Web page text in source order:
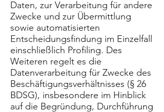
Daten, zur Verarbeitung für andere
Zwecke und zur Übermittlung
sowie automatisierten
Entscheidungsfindung im Einzelfall
einschließlich Profiling. Des
Weiteren regelt es die
Datenverarbeitung für Zwecke des
Beschäftigungsverhältnisses (§ 26
BDSG), insbesondere im Hinblick
auf die Begründung, Durchführung